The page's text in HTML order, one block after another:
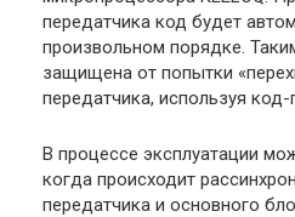
передатчика код будет
произвольном порядке.
защищена от попытки
передатчика, используя код-
В процессе эксплуатации
когда происходит
передатчика и основного